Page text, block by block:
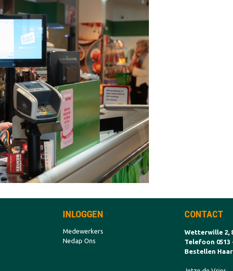
INLOGGEN
Medewerkers
Nedap Ons
CONTACT
Wetterwille 2,
Telefoon 0513
Bestellen